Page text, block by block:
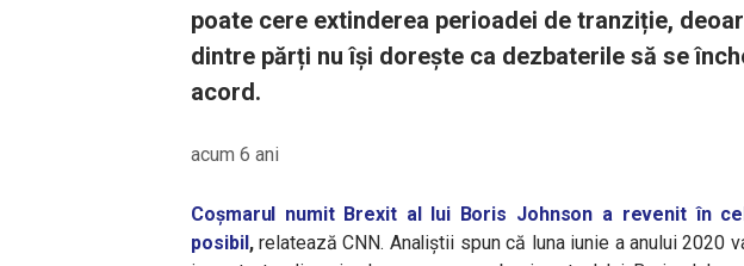
poate cere extinderea perioadei de tranziție,
dintre părți nu își dorește ca dezbaterile să se
acord.
acum 6 ani
Coșmarul numit Brexit al lui Boris Johnson a revenit în
posibil,relatează CNN. Analiștii spun că luna iunie a anului 2020